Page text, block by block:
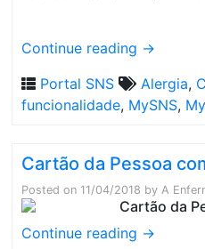
Continue reading →
Portal SNS
Alergia,
funcionalidade, MySNS,
Cartão da Pessoa
Posted on 11/04/2018 by A
Continue reading →